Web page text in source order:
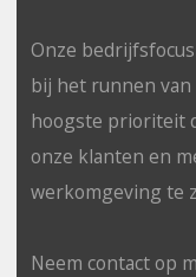
Onze
bij het runnen
hoogste prioriteit
onze klanten en
werkomgeving te
Neem contact op